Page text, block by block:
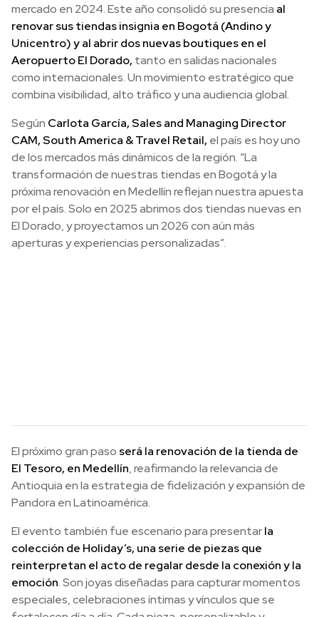
mercado en 2024. Este año consolidó su presencia al
renovar sus tiendas insignia en Bogotá (Andino y
Unicentro) y al abrir dos nuevas boutiques en el
Aeropuerto El Dorado, tanto en salidas nacionales
como internacionales. Un movimiento estratégico que
combina visibilidad, alto tráfico y una audiencia global.
Según Carlota García, Sales and Managing Director
CAM, South America & Travel Retail, el país es hoy uno
de los mercados más dinámicos de la región. “La
transformación de nuestras tiendas en Bogotá y la
próxima renovación en Medellín reflejan nuestra apuesta
por el país. Solo en 2025 abrimos dos tiendas nuevas en
El Dorado, y proyectamos un 2026 con aún más
aperturas y experiencias personalizadas”.
El próximo gran paso será la renovación de la tienda de
El Tesoro, en Medellín, reafirmando la relevancia de
Antioquia en la estrategia de fidelización y expansión de
Pandora en Latinoamérica.
El evento también fue escenario para presentarla
colección de Holiday’s, una serie de piezas que
reinterpretan el acto de regalar desde la conexión y la
emoción. Son joyas diseñadas para capturar momentos
especiales, celebraciones íntimas y vínculos que se